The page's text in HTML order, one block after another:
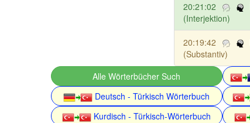
20:21:02
(Interjektion)
20:19:42
(Substantiv)
Alle Wörterbücher Such
Deutsch - Türkisch Wörterbuch
Kurdisch - Türkisch-Wörterbuch